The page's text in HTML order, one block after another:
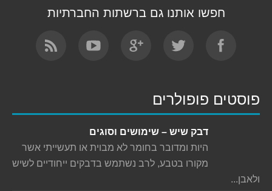
חפשו אותנו גם ברשתות החברתיות
Find us on:
פוסטים פופולרים
דבק שיש – שימושים וסוגים
היות ומדובר בחומר לא מבוית או תעשייתי אשר
מקורו בטבע, לרב נשתמש בדבקים ייחודיים לשיש
ולאבן...